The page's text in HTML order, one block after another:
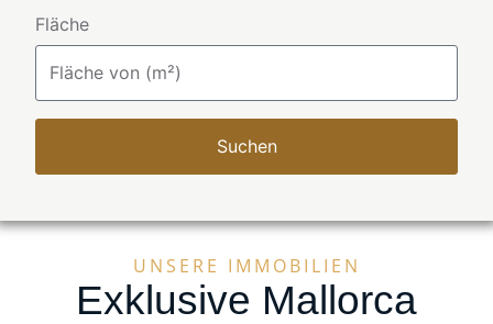
Fläche
Suchen
UNSERE IMMOBILIEN
Exklusive Mallorca